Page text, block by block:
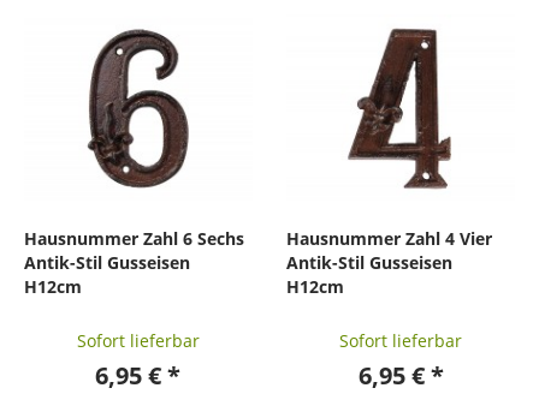
Hausnummer Zahl 6 Sechs
Antik-Stil Gusseisen
H12cm
Sofort lieferbar
6,95 € *
Hausnummer Zahl 4 Vier
Antik-Stil Gusseisen
H12cm
Sofort lieferbar
6,95 € *